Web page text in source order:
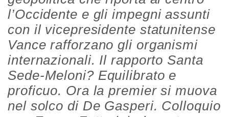
l’Occidente e gli impegni assunti
con il vicepresidente statunitense
Vance rafforzano gli organismi
internazionali. Il rapporto Santa
Sede-Meloni? Equilibrato e
proficuo. Ora la premier si muova
nel solco di De Gasperi. Colloquio